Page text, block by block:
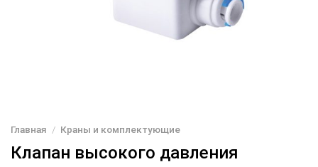
Главная / Краны и комплектующие
Клапан высокого давления